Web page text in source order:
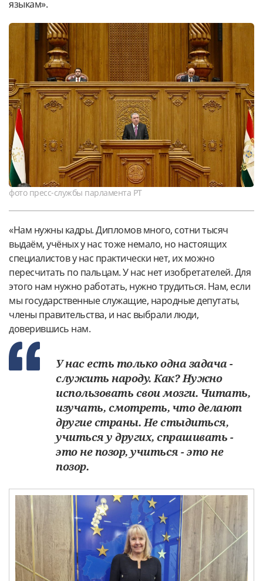
языкам».
фото пресс-службы парламента РТ
«Нам нужны кадры. Дипломов много, сотни тысяч
выдаём, учёных у нас тоже немало, но настоящих
специалистов у нас практически нет, их можно
пересчитать по пальцам. У нас нет изобретателей. Для
этого нам нужно работать, нужно трудиться. Нам, если
мы государственные служащие, народные депутаты,
члены правительства, и нас выбрали люди,
доверившись нам.
У нас есть только одна задача -
служить народу. Как? Нужно
использовать свои мозги. Читать,
изучать, смотреть, что делают
другие страны. Не стыдиться,
учиться у других, спрашивать -
это не позор, учиться - это не
позор.